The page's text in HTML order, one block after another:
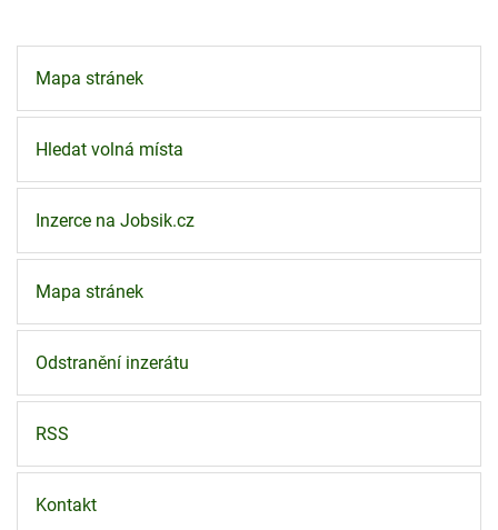
Mapa stránek
Hledat volná místa
Inzerce na Jobsik.cz
Mapa stránek
Odstranění inzerátu
RSS
Kontakt